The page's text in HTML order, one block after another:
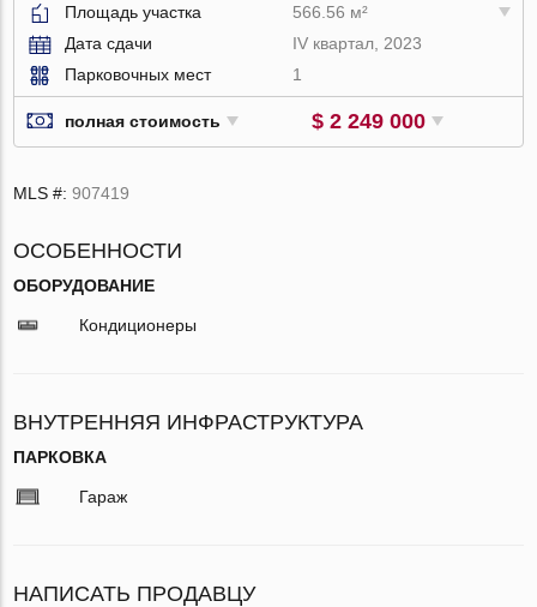
Площадь участка
566.56 м²
Дата сдачи
IV квартал, 2023
Парковочных мест
1
полная стоимость $ 2 249 000
MLS #:907419
ОСОБЕННОСТИ
ОБОРУДОВАНИЕ
Кондиционеры
ВНУТРЕННЯЯ ИНФРАСТРУКТУРА
ПАРКОВКА
Гараж
НАПИСАТЬ ПРОДАВЦУ